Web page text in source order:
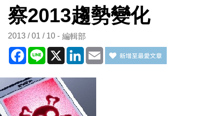
察2013趨勢變化
2013 / 01 / 10 編輯部
Facebook
Line X LinkedIn
Email